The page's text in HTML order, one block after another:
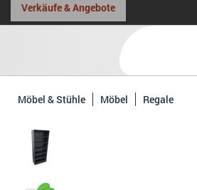
Verkäufe & Angebote
Möbel & Stühle Möbel Regale